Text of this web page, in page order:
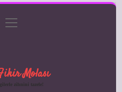
Politikası
menüyü
aç
Molası
zihnini tazele!